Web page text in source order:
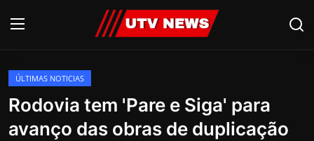
AO VIVO
PIRACICABA
ÚLTIMAS NOTICIAS
Rodovia tem 'Pare e Siga' para
avanço das obras de duplicação